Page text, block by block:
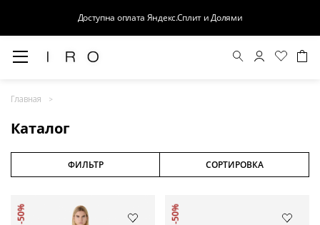
Доступна оплата Яндекс.Сплит и Долями
Главная
Каталог
ФИЛЬТР СОРТИРОВКА
-50% -50%